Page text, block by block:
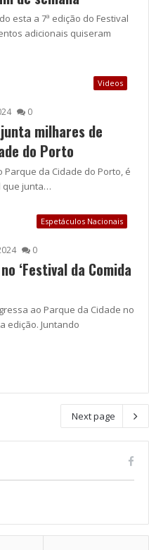
esta a 7ª edição do Festival
adicionais quiseram
Videos
0
milhares de
do Porto
Parque da Cidade do Porto, é
que junta…
Espetáculos Nacionais
0
‘Festival da Comida
ao Parque da Cidade no
edição. Juntando
Next page